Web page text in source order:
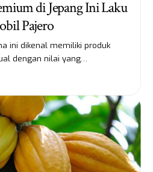
di Jepang Ini Laku
Pajero
ini dikenal memiliki produk
dengan nilai yang…